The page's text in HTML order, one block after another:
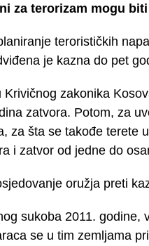
za terorizam mogu
terorističkih
je kazna do pet
zakonika
zatvora. Potom, za
za šta se takođe terete
i zatvor od jedne do
oružja preti
sukoba 2011. godine,
se u tim zemljama